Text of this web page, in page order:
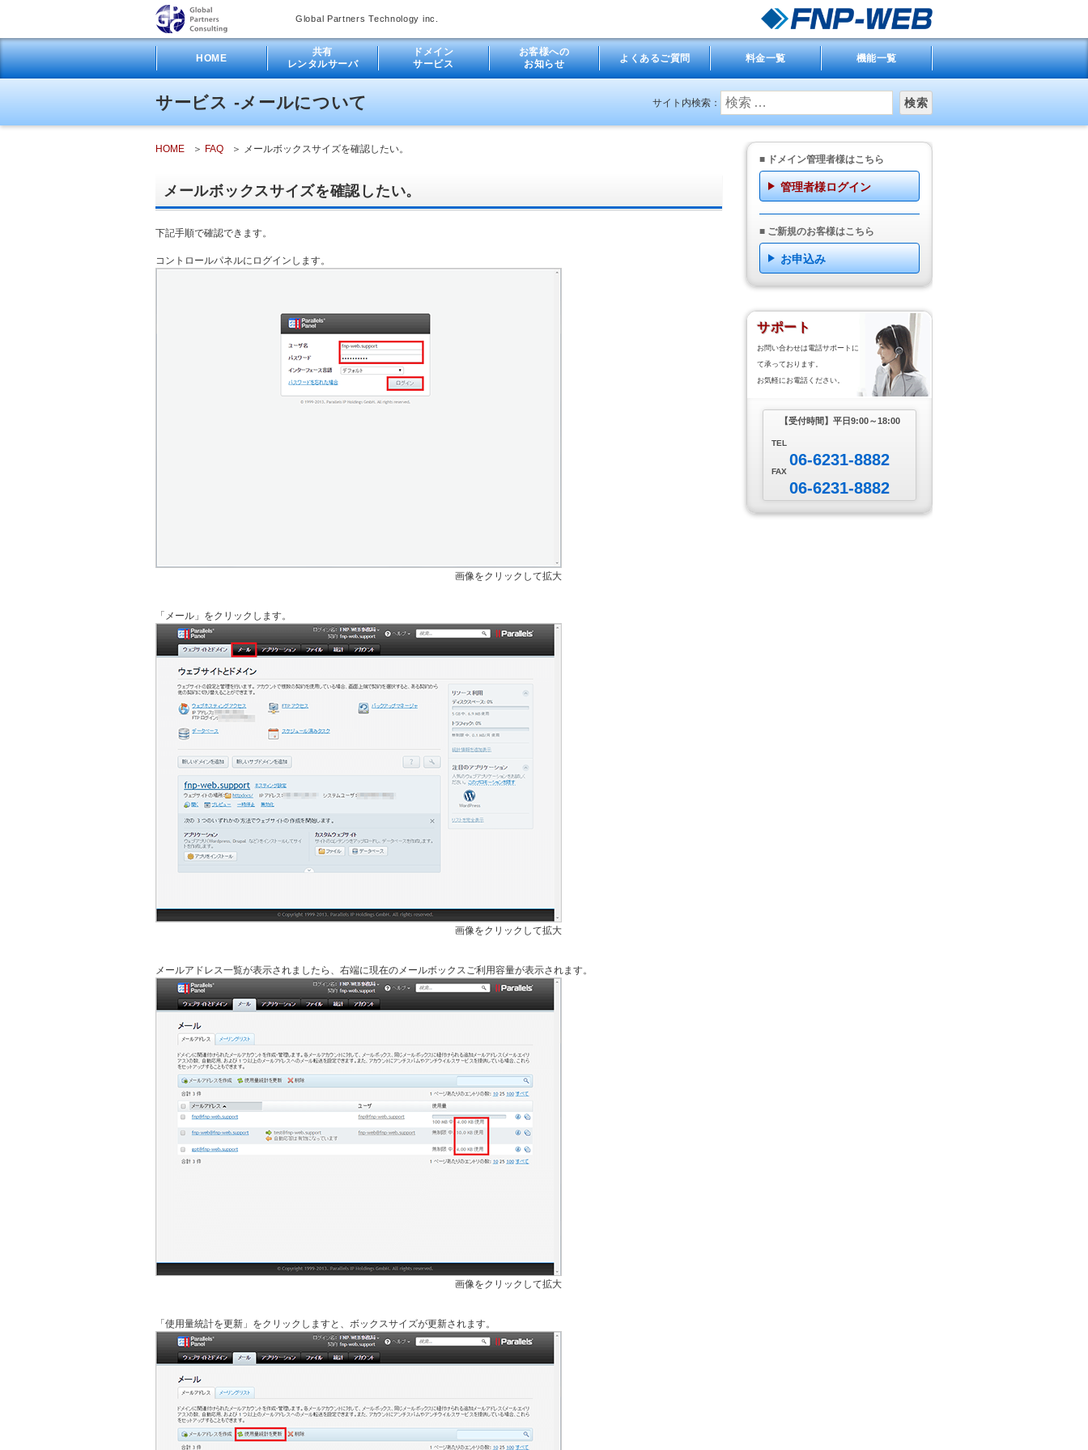
Global Partners Technology inc.
HOME
共有
レンタルサーバ
ドメイン
サービス
お客様への
お知らせ
よくあるご質問 料金一覧 機能一覧
サービス -メールについて サイト内検索：索
対
象:
HOME
FAQ メールボックスサイズを確認したい。
メールボックスサイズを確認したい。
下記手順で確認できます。
コントロールパネルにログインします。
画像をクリックして拡大
「メール」をクリックします。
画像をクリックして拡大
メールアドレス一覧が表示されましたら、右端に現在のメールボックスご利用容量が表示されます。
画像をクリックして拡大
「使用量統計を更新」をクリックしますと、ボックスサイズが更新されます。
■ ドメイン管理者様はこちら
管理者様ログイン
■ ご新規のお客様はこちら
お申込み
サポート
お問い合わせは電話サポートに
て承っております。
お気軽にお電話ください。
【受付時間】 平日9:00～18:00
TEL
06-6231-8882
FAX
06-6231-8882